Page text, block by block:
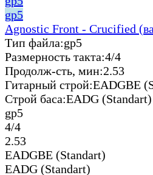
gp5
Agnostic Front - Crucified
Тип файла:gp5
Размерность такта:4/4
Продолж-сть, мин:2.53
Гитарный строй:EADGBE
Строй баса:EADG (Standart)
gp5
4/4
2.53
EADGBE (Standart)
EADG (Standart)